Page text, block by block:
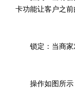
卡功能让客户之前
锁定：当商家发
操作如图所示